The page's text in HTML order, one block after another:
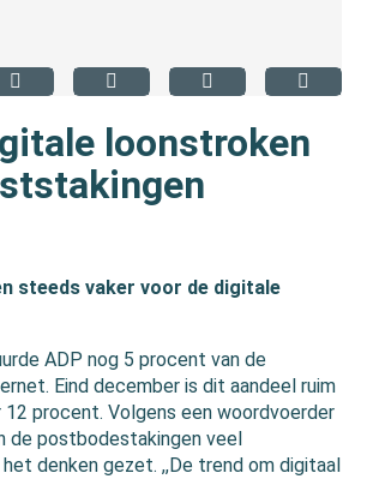
loonstroken
steeds vaker voor de digitale
ADP nog 5 procent van de
Eind december is dit aandeel ruim
12 procent. Volgens een woordvoerder
de postbodestakingen veel
denken gezet. ,,De trend om digitaal